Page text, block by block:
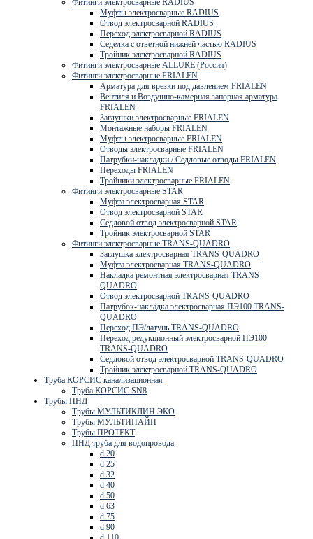
Фитинги электросварные RADIUS
Муфты электросварные RADIUS
Отвод электросварной RADIUS
Переход электросварной RADIUS
Седелка с ответной нижней частью RADIUS
Тройник электросварной RADIUS
Фитинги электросварные ALLURE (Россия)
Фитинги электросварные FRIALEN
Арматура для врезки под давлением FRIALEN
Вентиля и Воздушно-камерная запорная арматура
FRIALEN
Заглушки электросварные FRIALEN
Монтажные наборы FRIALEN
Муфты электросварные FRIALEN
Отводы электросварные FRIALEN
Патрубки-накладки / Седловые отводы FRIALEN
Переходы FRIALEN
Тройники электросварные FRIALEN
Фитинги электросварные STAR
Муфта электросварная STAR
Отвод электросварной STAR
Седловой отвод электросварной STAR
Тройник электросварной STAR
Фитинги электросварные TRANS-QUADRO
Заглушка электросварная TRANS-QUADRO
Муфта электросварная TRANS-QUADRO
Накладка ремонтная электросварная TRANS-
QUADRO
Отвод электросварной TRANS-QUADRO
Патрубок-накладка электросварная ПЭ100 TRANS-
QUADRO
Переход ПЭ/латунь TRANS-QUADRO
Переход редукционный электросварной ПЭ100
TRANS-QUADRO
Седловой отвод электросварной TRANS-QUADRO
Тройник электросварной TRANS-QUADRO
Труба КОРСИС канализационная
Труба КОРСИС SN8
Трубы ПНД
Трубы МУЛЬТИКЛИН ЭКО
Трубы МУЛЬТИПАЙП
Трубы ПРОТЕКТ
ПНД труба для водопровода
d.20
d.25
d.32
d.40
d.50
d.63
d.75
d.90